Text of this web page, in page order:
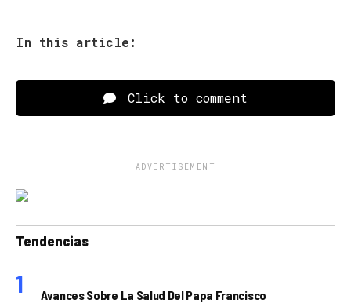
In this article:
Click to comment
ADVERTISEMENT
Tendencias
Avances Sobre La Salud Del Papa Francisco